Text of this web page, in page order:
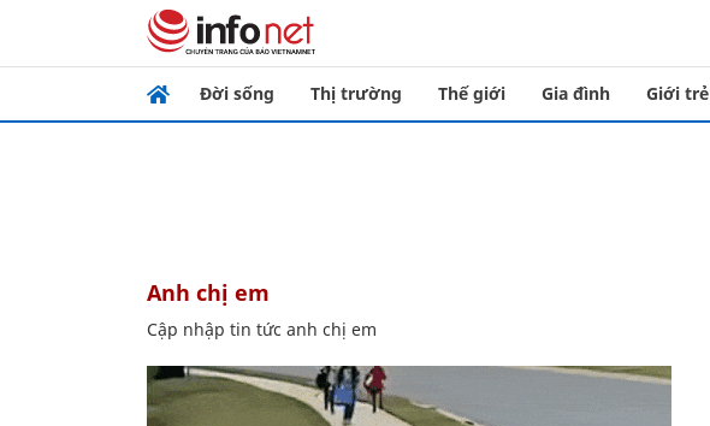
Đời sống Thị trường Thế giới Gia đình Giới trẻ
anh chị em
Cập nhập tin tức anh chị em